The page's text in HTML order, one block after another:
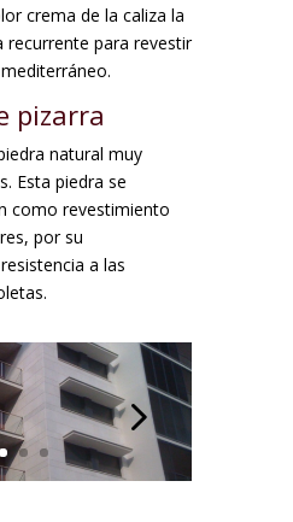
crema de la caliza la
recurrente para revestir
pizarra
natural muy
Esta piedra se
como revestimiento
por su
a las